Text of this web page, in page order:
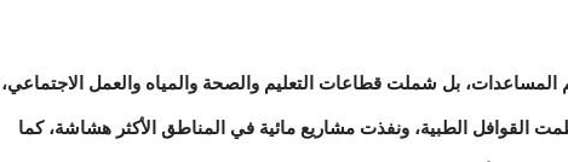
بل شملت قطاعات التعليم والصحة والمياه والعمل الاجتماعي،
القوافل الطبية، ونفذت مشاريع مائية في المناطق الأكثر هشاشة، كما